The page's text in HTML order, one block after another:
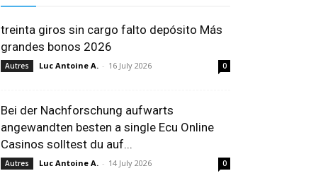
treinta giros sin cargo falto depósito Más
grandes bonos 2026
Autres Luc Antoine A. - 16 July 2026 0
Bei der Nachforschung aufwarts
angewandten besten a single Ecu Online
Casinos solltest du auf...
Autres Luc Antoine A. - 14 July 2026 0